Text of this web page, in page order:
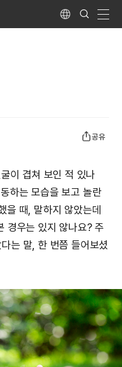
Language
Search
Submit
공유
이 겹쳐 보인 적 있나
하는 모습을 보고 놀란
을 때, 말하지 않았는데
경우는 있지 않나요? 주
는 말, 한 번쯤 들어보셨